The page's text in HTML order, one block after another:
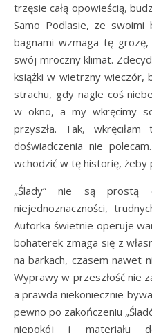
trzęsie całą opowieścią,
Samo Podlasie, ze swoimi
bagnami wzmaga tę
swój mroczny klimat.
książki w wietrzny wieczór,
strachu, gdy nagle coś
w okno, a my wkręcimy
przyszła. Tak,
doświadczenia nie
wchodzić w tę historię, żeby
„Ślady” nie są prostą
niejednoznaczności,
Autorka świetnie operuje
bohaterek zmaga się z
na barkach, czasem nawet
Wyprawy w przeszłość nie
a prawda niekoniecznie
pewno po zakończeniu
niepokój i materiału